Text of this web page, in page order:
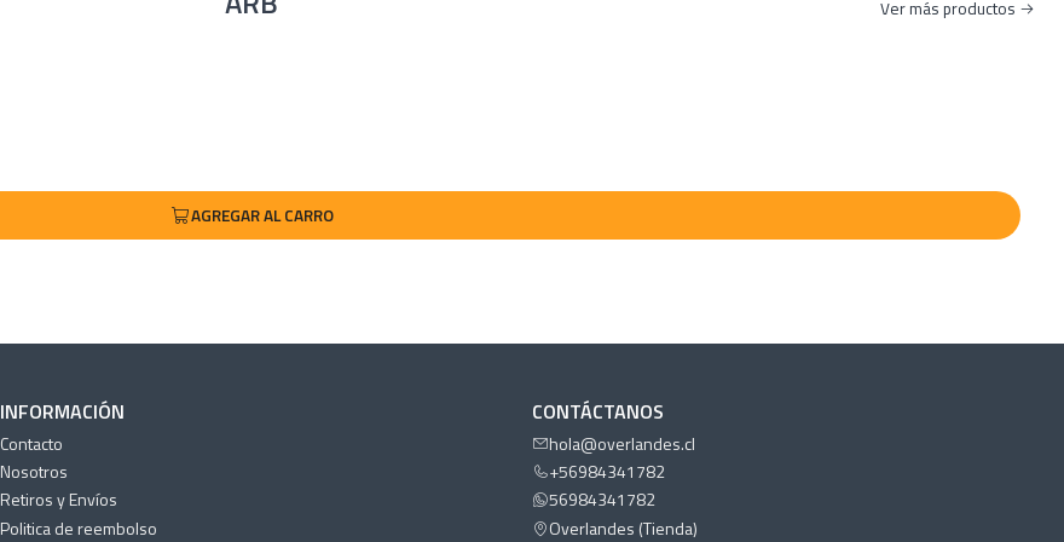
Ver más productos
AGREGAR AL CARRO
INFORMACIÓN
Contacto
Nosotros
Retiros y Envíos
Politica de reembolso
CONTÁCTANOS
hola@overlandes.cl
+56984341782
56984341782
Overlandes (Tienda)